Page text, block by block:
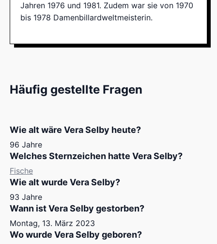
Jahren 1976 und 1981. Zudem war sie von 1970
bis 1978 Damenbillardweltmeisterin.
Häufig gestellte Fragen
Wie alt wäre Vera Selby heute?
96 Jahre
Welches Sternzeichen hatte Vera Selby?
Fische
Wie alt wurde Vera Selby?
93 Jahre
Wann ist Vera Selby gestorben?
Montag, 13. März 2023
Wo wurde Vera Selby geboren?